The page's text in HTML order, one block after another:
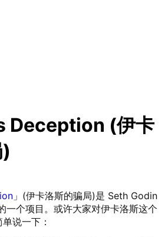
Deception (伊卡
」(伊卡洛斯的骗局)是 Seth Godin
一个项目。或许大家对伊卡洛斯这个
说一下：